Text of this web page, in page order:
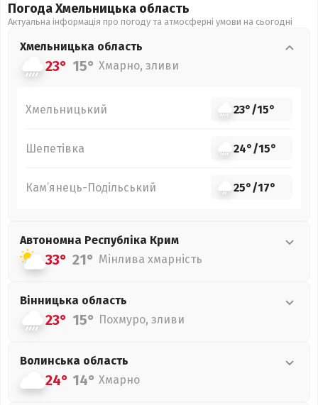
Погода Хмельницька область
Актуальна інформація про погоду та атмосферні умови на сьогодні
Хмельницька область
23° 15° Хмарно, зливи
Хмельницький 23°/15°
Шепетівка 24°/15°
Кам’янець-Подільський 25°/17°
Автономна Республіка Крим
33° 21° Мінлива хмарність
Вінницька область
23° 15° Похмуро, зливи
Волинська область
24° 14° Хмарно